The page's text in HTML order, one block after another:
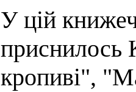
У цій
приснилось
кропиві",